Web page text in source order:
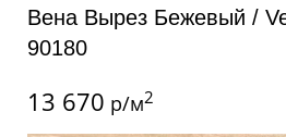
Вена Вырез Бежевый /
90180
13 670 р/м2